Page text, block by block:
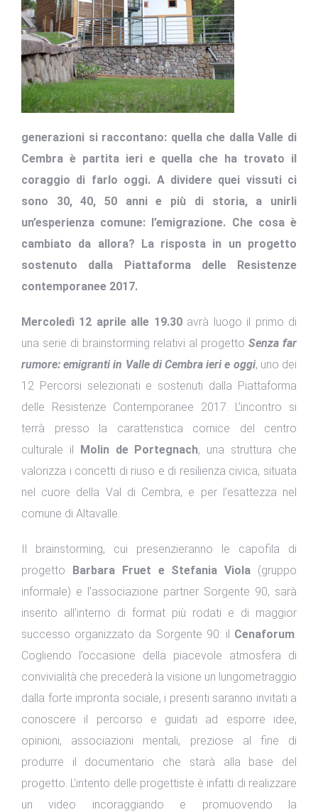
generazioni si raccontano: quella che dalla Valle di
Cembra è partita ieri e quella che ha trovato il
coraggio di farlo oggi. A dividere quei vissuti ci
sono 30, 40, 50 anni e più di storia, a unirli
un’esperienza comune: l’emigrazione. Che cosa è
cambiato da allora? La risposta in un progetto
sostenuto dalla Piattaforma delle Resistenze
contemporanee 2017.
Mercoledì 12 aprile alle 19.30avrà luogo il primo di
una serie di brainstorming relativi al progetto Senza far
rumore: emigranti in Valle di Cembra ieri e oggi, uno dei
12 Percorsi selezionati e sostenuti dalla Piattaforma
delle Resistenze Contemporanee 2017. L’incontro si
terrà presso la caratteristica cornice del centro
culturale il Molin de Portegnach, una struttura che
valorizza i concetti di riuso e di resilienza civica, situata
nel cuore della Val di Cembra, e per l’esattezza nel
comune di Altavalle.
Il brainstorming, cui presenzieranno le capofila di
progetto Barbara Fruet e Stefania Viola (gruppo
informale) e l’associazione partner Sorgente 90, sarà
inserito all’interno di format più rodati e di maggior
successo organizzato da Sorgente 90: il Cenaforum.
Cogliendo l’occasione della piacevole atmosfera di
convivialità che precederà la visione un lungometraggio
dalla forte impronta sociale, i presenti saranno invitati a
conoscere il percorso e guidati ad esporre idee,
opinioni, associazioni mentali, preziose al fine di
produrre il documentario che starà alla base del
progetto. L’intento delle progettiste è infatti di realizzare
un video incoraggiando e promuovendo la